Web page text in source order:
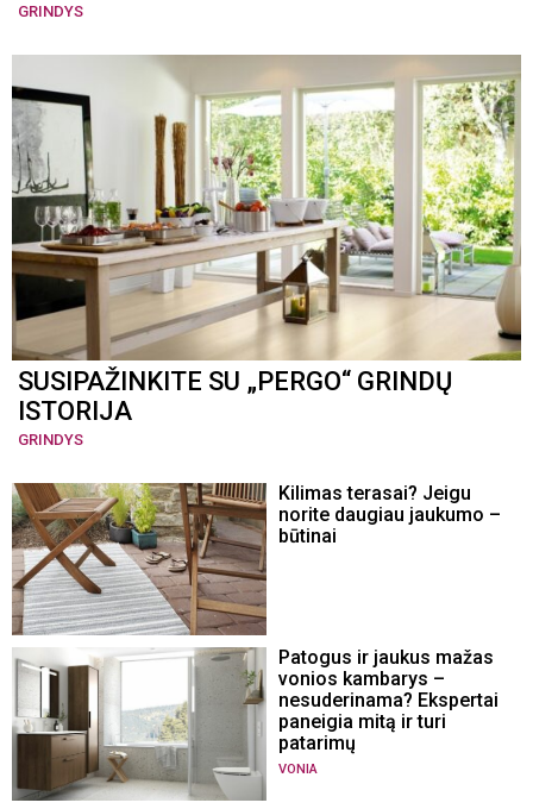
GRINDYS
SUSIPAŽINKITE SU „PERGO“ GRINDŲ
ISTORIJA
GRINDYS
Kilimas terasai? Jeigu
norite daugiau jaukumo –
būtinai
Patogus ir jaukus mažas
vonios kambarys –
nesuderinama? Ekspertai
paneigia mitą ir turi
patarimų
VONIA